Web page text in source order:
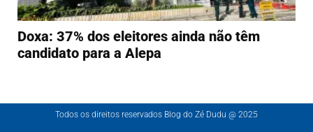
Doxa: 37% dos eleitores ainda não têm
candidato para a Alepa
Todos os direitos reservados Blog do Zé Dudu @ 2025